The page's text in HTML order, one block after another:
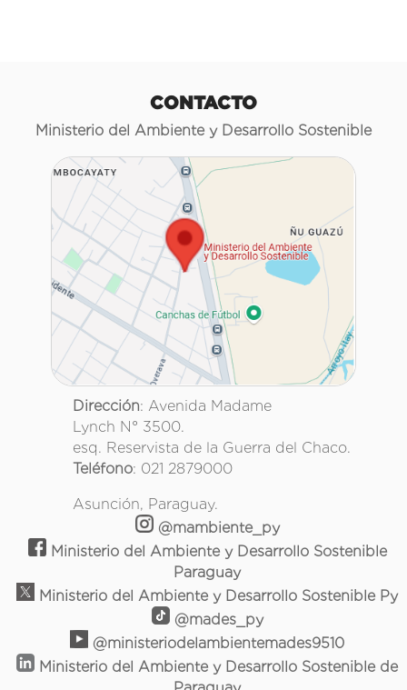
CONTACTO
Ministerio del Ambiente y Desarrollo Sostenible
Dirección: Avenida Madame
Lynch N° 3500.
esq. Reservista de la Guerra del Chaco.
Teléfono: 021 2879000
Asunción, Paraguay.
@mambiente_py
Ministerio del Ambiente y Desarrollo Sostenible
Paraguay
Ministerio del Ambiente y Desarrollo Sostenible Py
@mades_py
@ministeriodelambientemades9510
Ministerio del Ambiente y Desarrollo Sostenible de